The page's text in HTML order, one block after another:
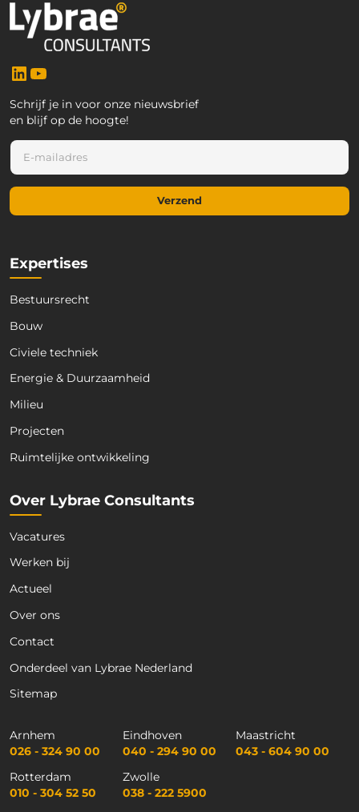
LinkedIn
Schrijf je in voor onze nieuwsbrief
en blijf op de hoogte!
-
m
i
l
m
a
l
E
-
m
i
E
m
a
i
Verzend
Expertises
Bestuursrecht
Bouw
Civiele techniek
Energie & Duurzaamheid
Milieu
Projecten
Ruimtelijke ontwikkeling
Over Lybrae Consultants
Vacatures
Werken bij
Actueel
Over ons
Contact
Onderdeel van Lybrae Nederland
Sitemap
Arnhem
026 - 324 90 00
Eindhoven
040 - 294 90 00
Maastricht
043 - 604 90 00
Rotterdam
010 - 304 52 50
Zwolle
038 - 222 5900